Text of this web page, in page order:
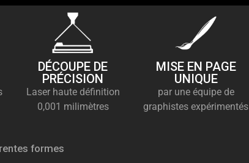
DÉCOUPE DE
PRÉCISION
Laser haute définition
0,001 milimètres
MISE EN PAGE
UNIQUE
par une équipe de
graphistes expérimentés
formes